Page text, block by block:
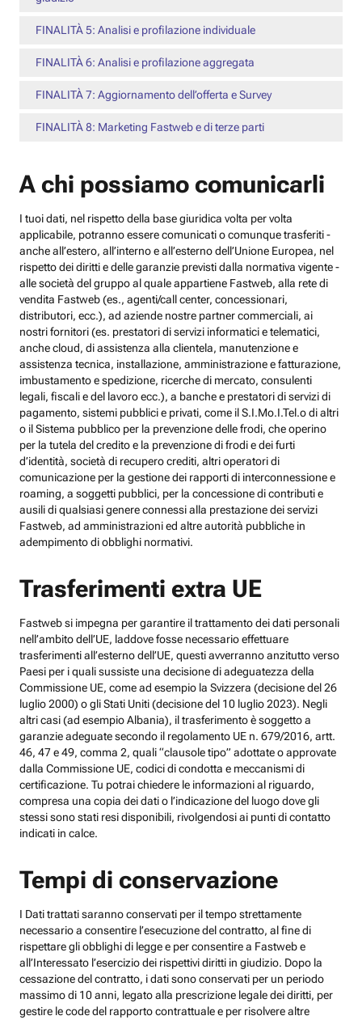
FINALITÀ 5: Analisi e profilazione individuale
FINALITÀ 6: Analisi e profilazione aggregata
FINALITÀ 7: Aggiornamento dell’offerta e Survey
FINALITÀ 8: Marketing Fastweb e di terze parti
A chi possiamo comunicarli
I tuoi dati, nel rispetto della base giuridica volta per volta
applicabile, potranno essere comunicati o comunque trasferiti -
anche all’estero, all’interno e all’esterno dell’Unione Europea, nel
rispetto dei diritti e delle garanzie previsti dalla normativa vigente -
alle società del gruppo al quale appartiene Fastweb, alla rete di
vendita Fastweb (es., agenti/call center, concessionari,
distributori, ecc.), ad aziende nostre partner commerciali, ai
nostri fornitori (es. prestatori di servizi informatici e telematici,
anche cloud, di assistenza alla clientela, manutenzione e
assistenza tecnica, installazione, amministrazione e fatturazione,
imbustamento e spedizione, ricerche di mercato, consulenti
legali, fiscali e del lavoro ecc.), a banche e prestatori di servizi di
pagamento, sistemi pubblici e privati, come il S.I.Mo.I.Tel.o di altri
o il Sistema pubblico per la prevenzione delle frodi, che operino
per la tutela del credito e la prevenzione di frodi e dei furti
d’identità, società di recupero crediti, altri operatori di
comunicazione per la gestione dei rapporti di interconnessione e
roaming, a soggetti pubblici, per la concessione di contributi e
ausili di qualsiasi genere connessi alla prestazione dei servizi
Fastweb, ad amministrazioni ed altre autorità pubbliche in
adempimento di obblighi normativi.
Trasferimenti extra UE
Fastweb si impegna per garantire il trattamento dei dati personali
nell’ambito dell’UE, laddove fosse necessario effettuare
trasferimenti all’esterno dell’UE, questi avverranno anzitutto verso
Paesi per i quali sussiste una decisione di adeguatezza della
Commissione UE, come ad esempio la Svizzera (decisione del 26
luglio 2000) o gli Stati Uniti (decisione del 10 luglio 2023). Negli
altri casi (ad esempio Albania), il trasferimento è soggetto a
garanzie adeguate secondo il regolamento UE n. 679/2016, artt.
46, 47 e 49, comma 2, quali “clausole tipo” adottate o approvate
dalla Commissione UE, codici di condotta e meccanismi di
certificazione. Tu potrai chiedere le informazioni al riguardo,
compresa una copia dei dati o l’indicazione del luogo dove gli
stessi sono stati resi disponibili, rivolgendosi ai punti di contatto
indicati in calce.
Tempi di conservazione
I Dati trattati saranno conservati per il tempo strettamente
necessario a consentire l’esecuzione del contratto, al fine di
rispettare gli obblighi di legge e per consentire a Fastweb e
all’Interessato l’esercizio dei rispettivi diritti in giudizio. Dopo la
cessazione del contratto, i dati sono conservati per un periodo
massimo di 10 anni, legato alla prescrizione legale dei diritti, per
gestire le code del rapporto contrattuale e per risolvere altre